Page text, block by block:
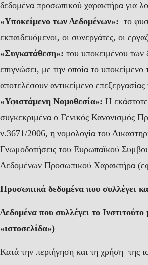
δεδομένα προσωπικού χαρακτήρα για
«Υποκείμενο των Δεδομένων»:το
εκπαιδευόμενοι, οι συνεργάτες, οι
«Συγκατάθεση»: του υποκειμένου των
επιγνώσει, με την οποία το
αποτελέσουν αντικείμενο
«Υφιστάμενη Νομοθεσία»:Η
συγκεκριμένα ο Γενικός Κανονισμός
ν.3671/2006, η νομολογία του
Γνωμοδοτήσεις του Ευρωπαϊκού
Δεδομένων Προσωπικού Χαρακτήρα
Προσωπικά δεδομένα που συλλέγει
Δεδομένα που συλλέγει το
«ιστοσελίδα»)
Κατά την περιήγηση και τη χρήση της